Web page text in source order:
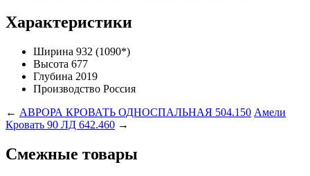
Характеристики
Ширина 932 (1090*)
Высота 677
Глубина 2019
Производство Россия
← АВРОРА КРОВАТЬ ОДНОСПАЛЬНАЯ 504.150 Амели
Кровать 90 ЛД 642.460 →
Смежные товары